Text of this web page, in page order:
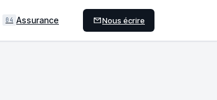
04 Assurance Nous écrire